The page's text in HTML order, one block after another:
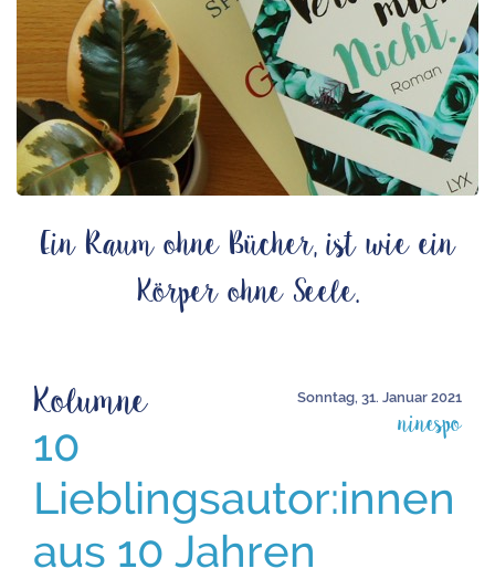
Ein Raum ohne Bücher, ist wie ein
Körper ohne Seele.
Sonntag, 31. Januar 2021
ninespo
Kolumne
10
Lieblingsautor:innen
aus 10 Jahren